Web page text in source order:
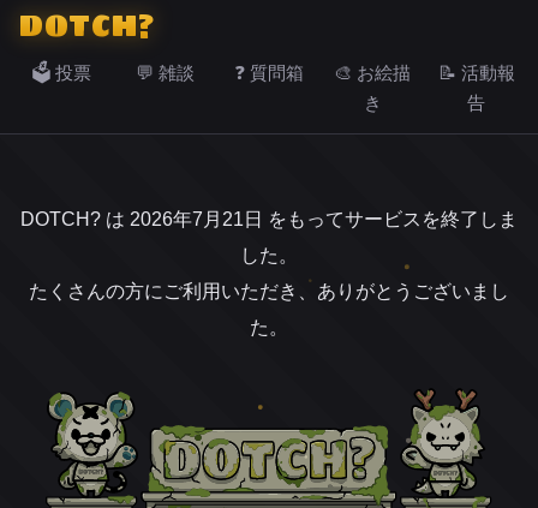
DOTCH?
🗳️ 投票 💬 雑談 ❓ 質問箱
🎨 お絵描
き
📝 活動報
告
DOTCH? は 2026年7月21日 をもってサービスを終了しま
した。
たくさんの方にご利用いただき、ありがとうございまし
た。